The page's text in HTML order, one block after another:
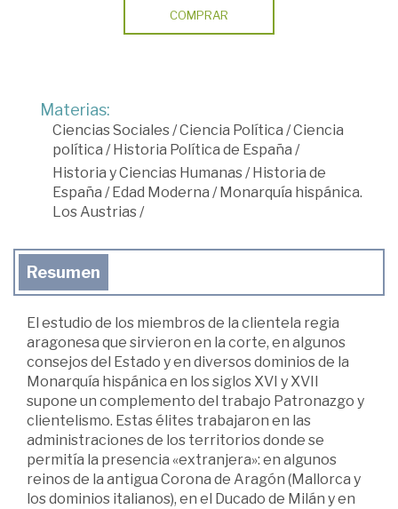
COMPRAR
Materias:
Ciencias Sociales/Ciencia Política /Ciencia
política /Historia Política de España /
Historia y Ciencias Humanas/Historia de
España /Edad Moderna /Monarquía hispánica.
Los Austrias/
Resumen
El estudio de los miembros de la clientela regia
aragonesa que sirvieron en la corte, en algunos
consejos del Estado y en diversos dominios de la
Monarquía hispánica en los siglos XVI y XVII
supone un complemento del trabajo Patronazgo y
clientelismo. Estas élites trabajaron en las
administraciones de los territorios donde se
permitía la presencia «extranjera»: en algunos
reinos de la antigua Corona de Aragón (Mallorca y
los dominios italianos), en el Ducado de Milán y en